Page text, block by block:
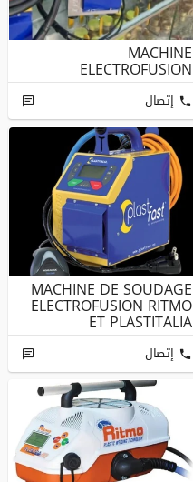
MACHINE
ELECTROFUSION
إتصال
MACHINE DE SOUDAGE
ELECTROFUSION RITMO
ET PLASTITALIA
إتصال